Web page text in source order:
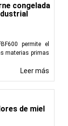
congelada
permite el
materias primas
Leer más
de miel